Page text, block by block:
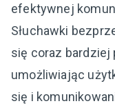
efektywnej
Słuchawki
się coraz bardziej
umożliwiając
się i